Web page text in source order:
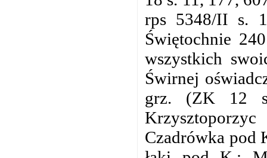
rps 5348/II s.
Świętochnie
wszystkich
Świrnej
grz. (ZK 12
Czadrówka pod